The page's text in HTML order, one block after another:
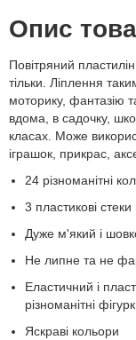
Опис
Повітряний
тільки. Ліплення
моторику, фантазію
вдома, в садочку,
класах. Може
іграшок, прикрас,
24 різноманітні
3 пластикові стеки
Дуже м'який і
Не липне та не
Еластичний і
різноманітні
Яскраві кольори